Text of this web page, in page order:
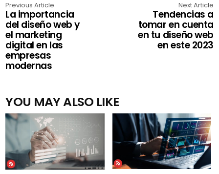
Previous Article
La importancia
del diseño web y
el marketing
digital en las
empresas
modernas
Next Article
Tendencias a
tomar en cuenta
en tu diseño web
en este 2023
YOU MAY ALSO LIKE